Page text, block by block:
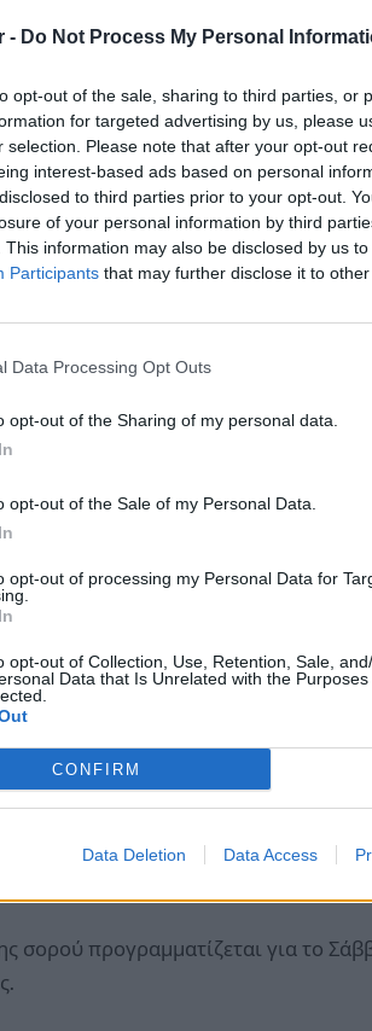
- Do Not Process My Personal
opt-out of the sale, sharing to third parties, or
for targeted advertising by us, please
selection. Please note that after your opt-out
interest-based ads based on personal
to third parties prior to your opt-out.
of your personal information by third
This information may also be disclosed by us
Participants that may further disclose it to other
Data Processing Opt Outs
opt-out of the Sharing of my personal data.
opt-out of the Sale of my Personal Data.
opt-out of processing my Personal Data for
opt-out of Collection, Use, Retention, Sale,
Data that Is Unrelated with the
CONFIRM
Data Deletion Data Access
βρέθηκε στο «Πηγάδι του
της Κυριακής 22 Μαρτίου, κατά τη
το οποίο είναι γνωστό για τα
του.
σε μεγάλο βάθος, γεγονός που δεν
επιχείρηση δεν πραγματοποιήθηκε
τις επόμενες ημέρες με χρήση
σε απαιτητικές και βαθιές
σορού προγραμματίζεται για το